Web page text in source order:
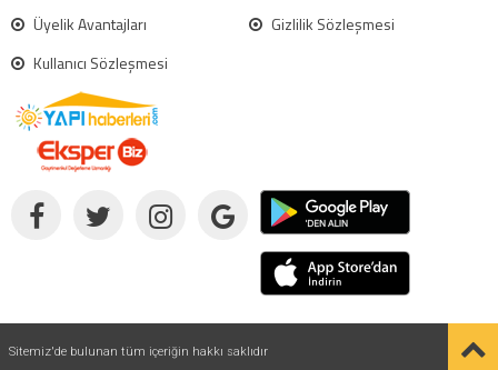
Üyelik Avantajları
Gizlilik Sözleşmesi
Kullanıcı Sözleşmesi
Sitemiz'de bulunan tüm içeriğin hakkı saklıdır